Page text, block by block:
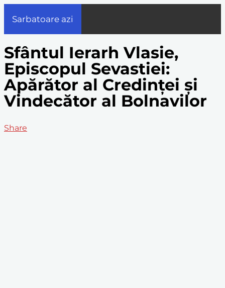
Sarbatoare azi
Sfântul Ierarh Vlasie,
Episcopul Sevastiei:
Apărător al Credinței și
Vindecător al Bolnavilor
Share